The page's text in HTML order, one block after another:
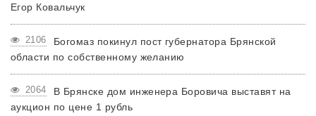
Егор Ковальчук
2106
Богомаз покинул пост губернатора Брянской
области по собственному желанию
2064
В Брянске дом инженера Боровича выставят на
аукцион по цене 1 рубль